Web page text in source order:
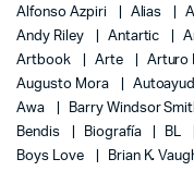
Alfonso Azpiri
Alias
Andy Riley
Antartic
Artbook
Arte Arturo
Augusto Mora
Awa
Barry Windsor
Bendis
Biografía BL
Boys Love
Brian K.